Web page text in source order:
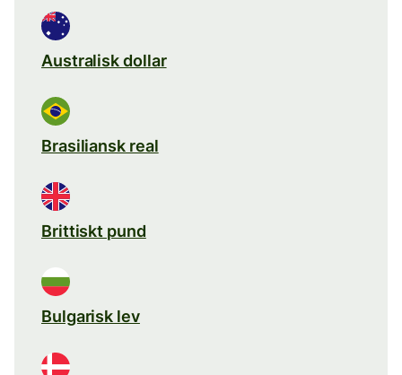
Australisk dollar
Brasiliansk real
Brittiskt pund
Bulgarisk lev